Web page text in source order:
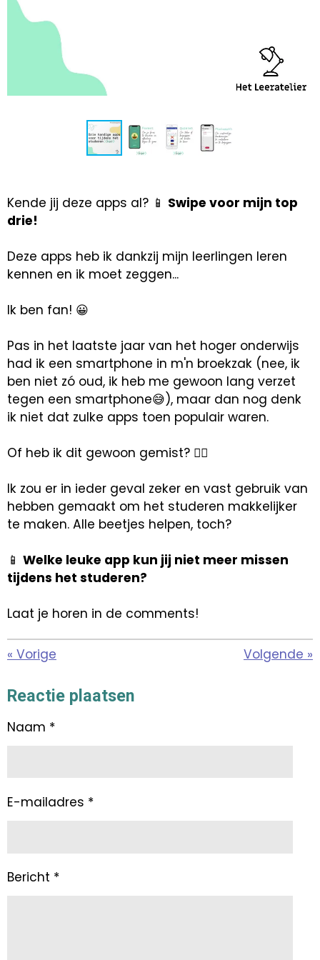
Kende jij deze apps al? 📱 Swipe voor mijn top
drie!
Deze apps heb ik dankzij mijn leerlingen leren
kennen en ik moet zeggen...
Ik ben fan! 😀
Pas in het laatste jaar van het hoger onderwijs
had ik een smartphone in m'n broekzak (nee, ik
ben niet zó oud, ik heb me gewoon lang verzet
tegen een smartphone😅), maar dan nog denk
ik niet dat zulke apps toen populair waren.
Of heb ik dit gewoon gemist? 🤷‍♀️
Ik zou er in ieder geval zeker en vast gebruik van
hebben gemaakt om het studeren makkelijker
te maken. Alle beetjes helpen, toch?
📱 Welke leuke app kun jij niet meer missen
tijdens het studeren?
Laat je horen in de comments!
« Vorige Volgende »
Reactie plaatsen
Naam *
E-mailadres *
Bericht *